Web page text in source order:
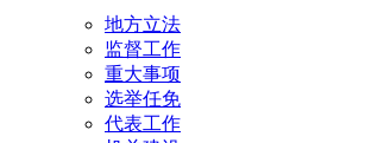
地方立法
监督工作
重大事项
选举任免
代表工作